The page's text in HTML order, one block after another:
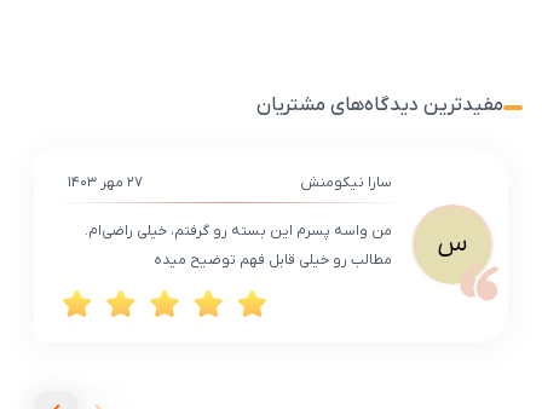
مفیدترین دیدگاه‌های مشتریان
س
سارا نیکومنش ۲۷ مهر ۱۴۰۳
من واسه پسرم این بسته رو گرفتم، خیلی راضی‌ام.
مطالب رو خیلی قابل فهم توضیح میده